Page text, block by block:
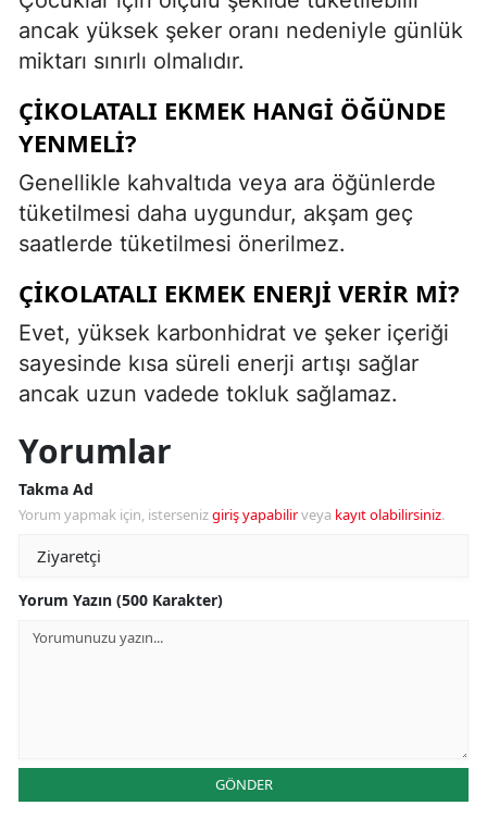
ancak yüksek şeker oranı nedeniyle günlük
miktarı sınırlı olmalıdır.
ÇIKOLATALI EKMEK HANGI ÖĞÜNDE
YENMELI?
Genellikle kahvaltıda veya ara öğünlerde
tüketilmesi daha uygundur, akşam geç
saatlerde tüketilmesi önerilmez.
ÇIKOLATALI EKMEK ENERJI VERIR MI?
Evet, yüksek karbonhidrat ve şeker içeriği
sayesinde kısa süreli enerji artışı sağlar
ancak uzun vadede tokluk sağlamaz.
Yorumlar
Takma Ad
Yorum yapmak için, istersenizgiriş yapabilirveya kayıt olabilirsiniz.
Yorum Yazın (500 Karakter)
GÖNDER